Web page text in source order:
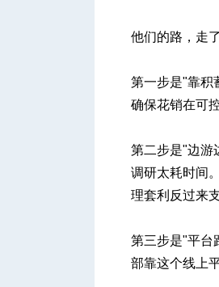
他们的路，走
第一步是"靠积
确保花销在可
第二步是"边游
调研太耗时间
理套利反过来
第三步是"平台
部靠这个线上